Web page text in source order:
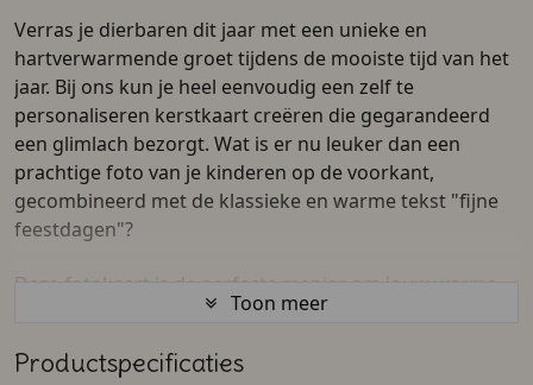
Verras je dierbaren dit jaar met een unieke en
hartverwarmende groet tijdens de mooiste tijd van het
jaar. Bij ons kun je heel eenvoudig een zelf te
personaliseren kerstkaart creëren die gegarandeerd
een glimlach bezorgt. Wat is er nu leuker dan een
prachtige foto van je kinderen op de voorkant,
gecombineerd met de klassieke en warme tekst "fijne
feestdagen"?
Deze fotokaart is de perfecte manier om jouw warme
wensen over te brengen aan al je vrienden, buren,
en organiseer je een etentje? Pas de tekst dan
Toon meer
Productspecificaties